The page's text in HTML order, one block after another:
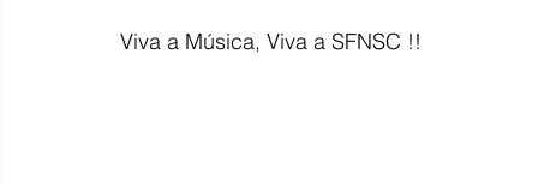
Viva a Música, Viva a SFNSC !!